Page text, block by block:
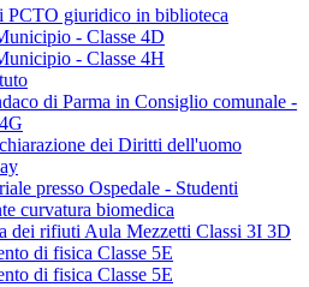
PCTO giuridico in biblioteca
- Classe 4D
- Classe 4H
di Parma in Consiglio comunale -
dei Diritti dell'uomo
presso Ospedale - Studenti
curvatura biomedica
dei rifiuti Aula Mezzetti Classi 3I 3D
di fisica Classe 5E
di fisica Classe 5E